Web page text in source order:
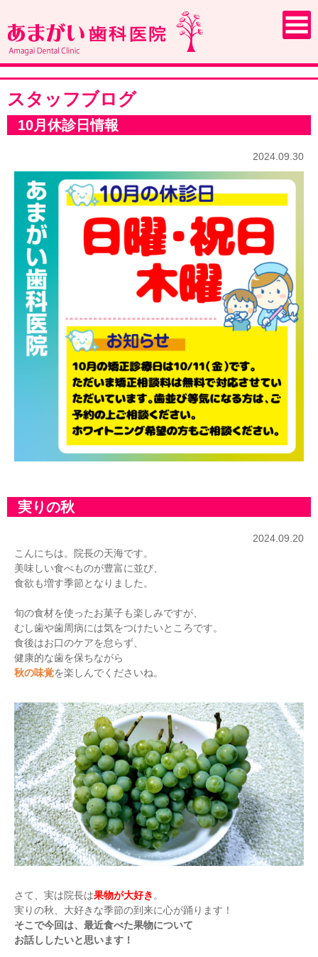
スタッフブログ
10月休診日情報
2024.09.30
実りの秋
2024.09.20
こんにちは。院長の天海です。
美味しい食べものが豊富に並び、
食欲も増す季節となりました。
旬の食材を使ったお菓子も楽しみですが、
むし歯や歯周病には気をつけたいところです。
食後はお口のケアを怠らず、
健康的な歯を保ちながら
秋の味覚を楽しんでくださいね。
さて、実は院長は果物が大好き 。
実りの秋、大好きな季節の到来に心が踊ります！
そこで今回は、最近食べた果物について
お話ししたいと思います！